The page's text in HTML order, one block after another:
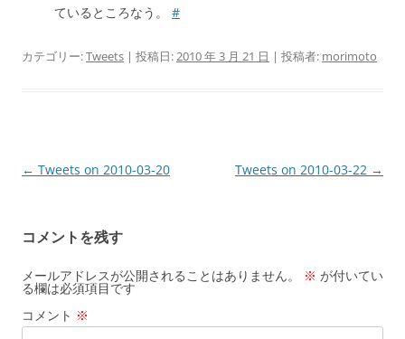
ているところなう。 #
カテゴリー:Tweets | 投稿日:2010 年 3 月 21 日 | 投稿者: morimoto
投
ビ
ゲ
ー
シ
← Tweets on 2010-03-20 Tweets on 2010-03-22 →
コメントを残す
メールアドレスが公開されることはありません。 ※ が付いてい
る欄は必須項目です
コメント ※